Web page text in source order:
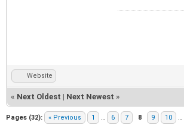
Website
« Next Oldest | Next Newest »
Pages (32): « Previous 1 … 6 7 8 9 10 …